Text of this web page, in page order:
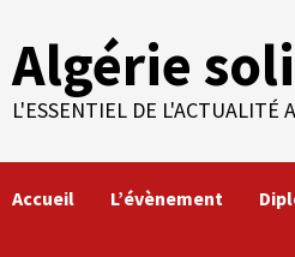
content
Algérie
L'ESSENTIEL DE L'ACTUALITÉ
Accueil L’évènement